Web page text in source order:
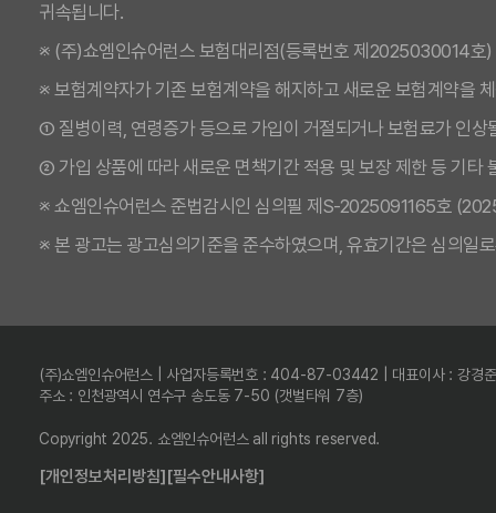
귀속됩니다.
※ (주)쇼엠인슈어런스 보험대리점(등록번호 제2025030014호)
※ 보험계약자가 기존 보험계약을 해지하고 새로운 보험계약을
① 질병이력, 연령증가 등으로 가입이 거절되거나 보험료가 인상
② 가입 상품에 따라 새로운 면책기간 적용 및 보장 제한 등 기타
※ 쇼엠인슈어런스 준법감시인 심의필 제S-2025091165호
※ 본 광고는 광고심의기준을 준수하였으며, 유효기간은 심의일
(주)쇼엠인슈어런스 | 사업자등록번호 : 404-87-03442 | 대표이사 : 강경준
주소 : 인천광역시 연수구 송도동 7-50 (갯벌타워 7층)
Copyright 2025. 쇼엠인슈어런스 all rights reserved.
[개인정보처리방침][필수안내사항]